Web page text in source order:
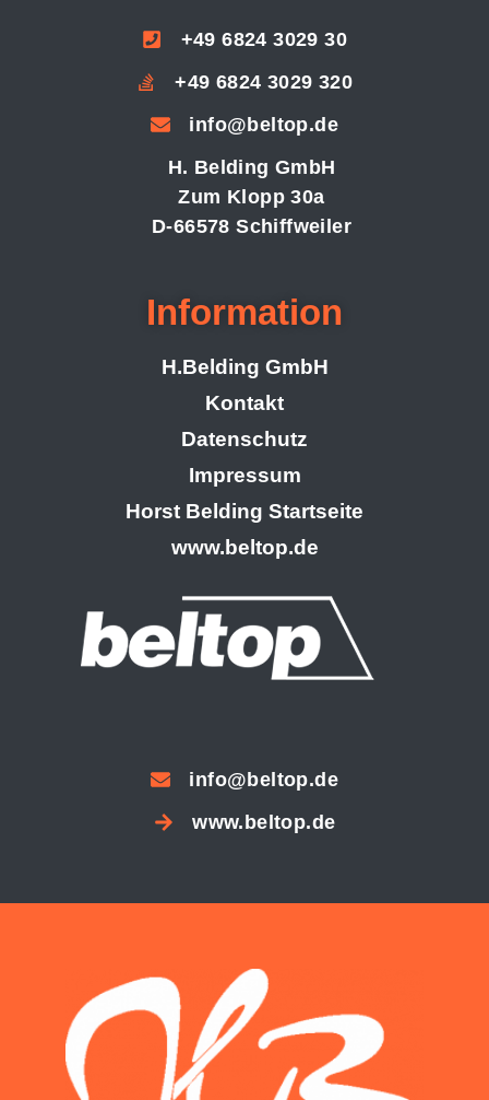
+49 6824 3029 30
+49 6824 3029 320
info@beltop.de
H. Belding GmbH
Zum Klopp 30a
D-66578 Schiffweiler
Information
H.Belding GmbH
Kontakt
Datenschutz
Impressum
Horst Belding Startseite
www.beltop.de
info@beltop.de
www.beltop.de